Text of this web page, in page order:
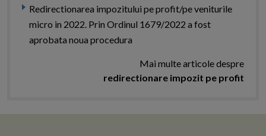
Redirectionarea impozitului pe profit/pe veniturile
micro in 2022. Prin Ordinul 1679/2022 a fost
aprobata noua procedura
Mai multe articole despre
redirectionare impozit pe profit